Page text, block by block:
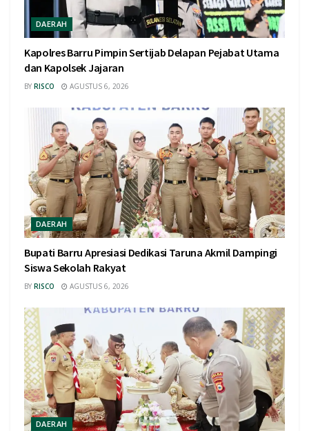
DAERAH
Kapolres Barru Pimpin Sertijab Delapan Pejabat Utama
dan Kapolsek Jajaran
BY RISCO AGUSTUS 6, 2026
DAERAH
Bupati Barru Apresiasi Dedikasi Taruna Akmil Dampingi
Siswa Sekolah Rakyat
BY RISCO AGUSTUS 6, 2026
DAERAH